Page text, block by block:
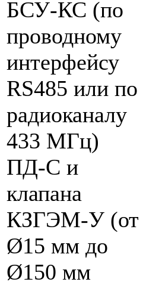
БСУ-КС (по
проводному
интерфейсу
RS485 или по
радиоканалу
433 МГц)
ПД-С и
клапана
КЗГЭМ-У (от
Ø15 мм до
Ø150 мм